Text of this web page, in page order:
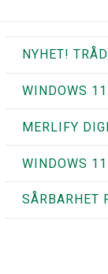
NYHET!
WINDOWS
MERLIFY
WINDOWS
SÅRBARHET